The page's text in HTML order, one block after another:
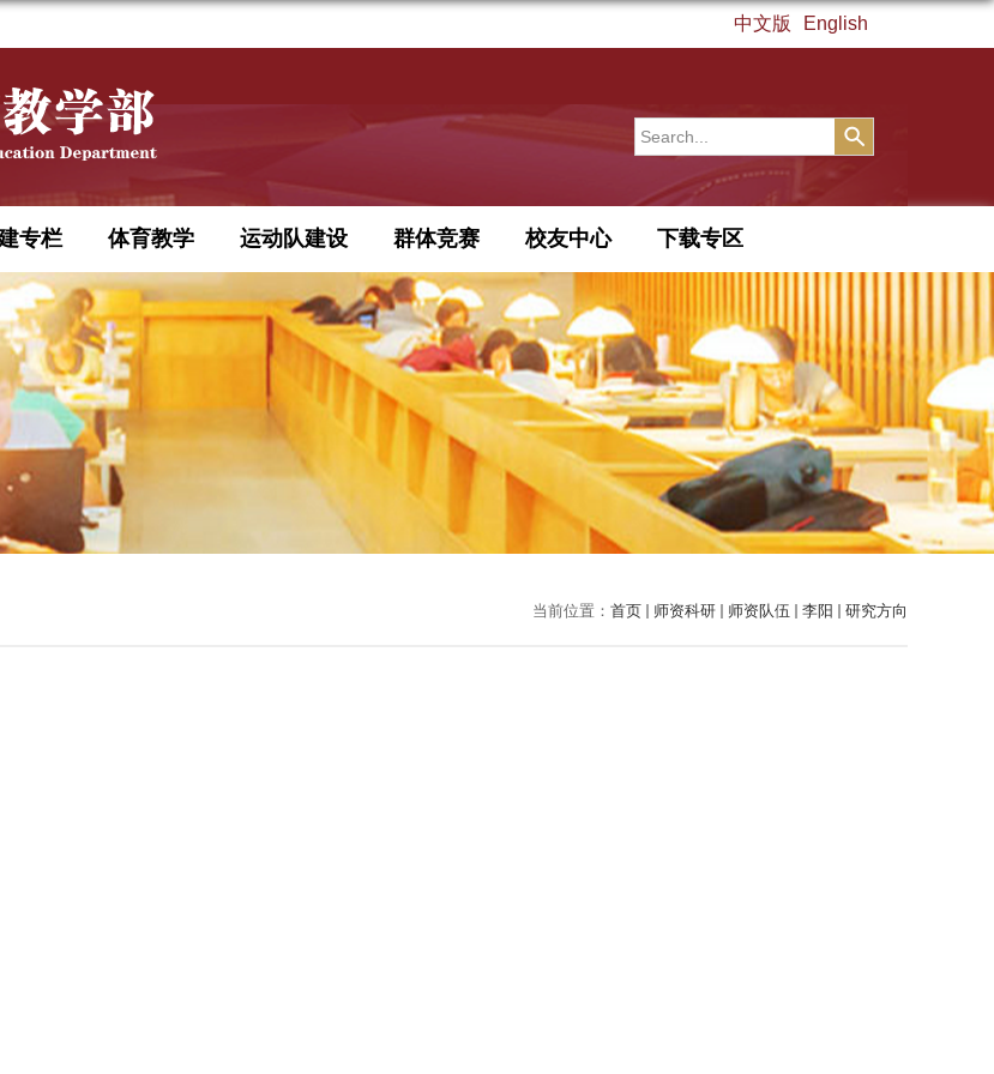
中文版 English
专栏 体育教学 运动队建设 群体竞赛 校友中心 下载专区
当前位置： 首页 师资科研 师资队伍 李阳 研究方向